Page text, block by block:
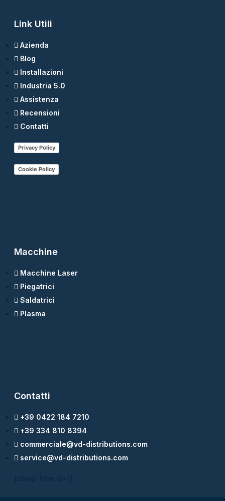
Link Utili
Azienda
Blog
Installazioni
Industria 5.0
Assistenza
Recensioni
Contatti
Privacy Policy
Cookie Policy
Macchine
Macchine Laser
Piegatrici
Saldatrici
Plasma
Contatti
+39 0422 184 7210
+39 334 810 8394
commerciale@vd-distributions.com
service@vd-distributions.com
[sibwp_form id=1]